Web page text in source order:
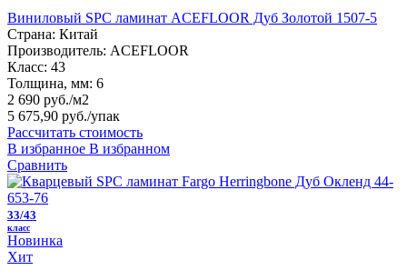
Виниловый SPC ламинат ACEFLOOR Дуб Золотой 1507-5
Страна: Китай
Производитель: ACEFLOOR
Класс: 43
Толщина, мм: 6
2 690 руб./м2
5 675,90 руб./упак
Рассчитать стоимость
В избранное В избранном
Сравнить
33/43
класс
Новинка
Хит